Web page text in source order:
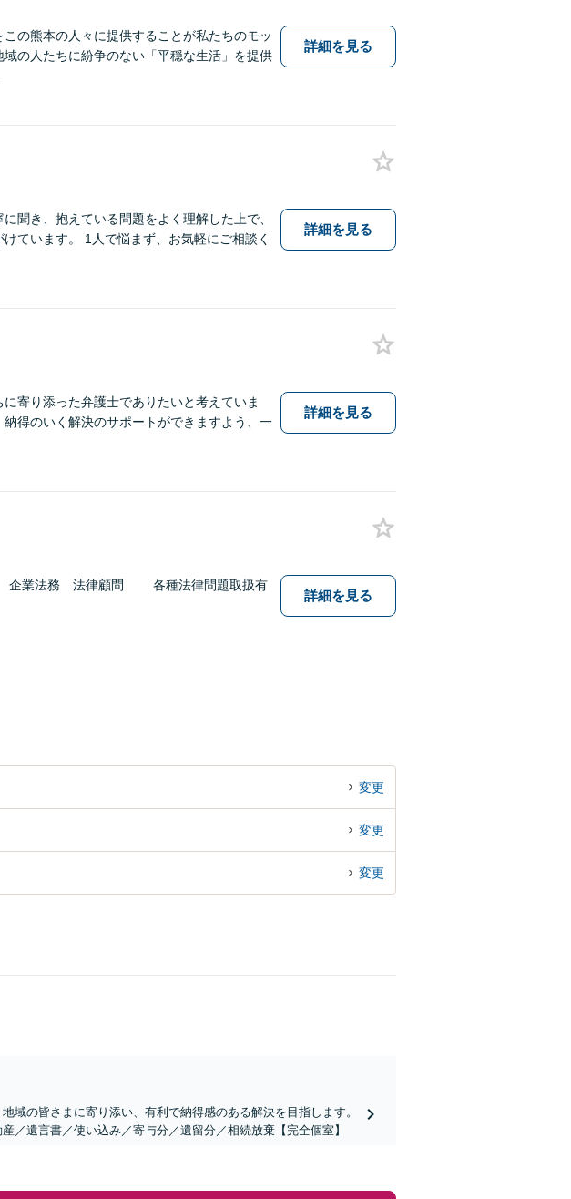
の熊本の人々に提供することが私たちのモッ
の人たちに紛争のない「平穏な生活」を提供
詳細を見る
聞き、抱えている問題をよく理解した上で、
ています。 1人で悩まず、お気軽にご相談く
詳細を見る
寄り添った弁護士でありたいと考えていま
得のいく解決のサポートができますよう、一
詳細を見る
業法務 法律顧問 各種法律問題取扱有
詳細を見る
変更
変更
変更
域の皆さまに寄り添い、有利で納得感のある解決を目指します。
／遺言書／使い込み／寄与分／遺留分／相続放棄【完全個室】